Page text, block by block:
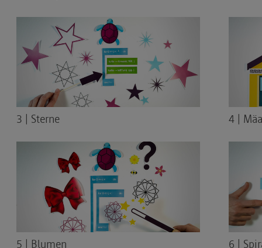
3 | Sterne 4 |
5 | Blumen 6 |